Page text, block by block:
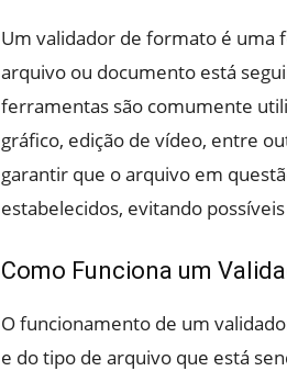
Um validador de formato é uma
arquivo ou documento está
ferramentas são comumente
gráfico, edição de vídeo, entre
garantir que o arquivo em
estabelecidos, evitando
Como Funciona um
O funcionamento de um
e do tipo de arquivo que está